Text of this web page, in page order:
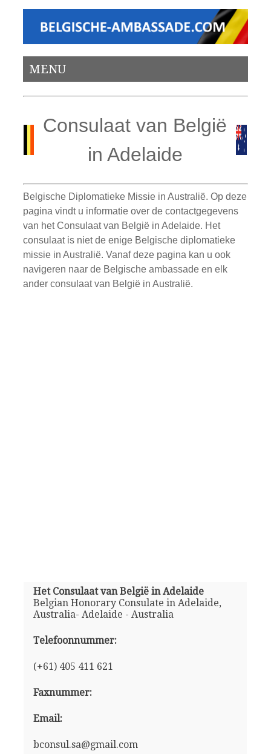
MENU
Consulaat van België
in Adelaide
Belgische Diplomatieke Missie in Australië. Op deze
pagina vindt u informatie over de contactgegevens
van het Consulaat van België in Adelaide. Het
consulaat is niet de enige Belgische diplomatieke
missie in Australië. Vanaf deze pagina kan u ook
navigeren naar de Belgische ambassade en elk
ander consulaat van België in Australië.
Het Consulaat van België in Adelaide
Belgian Honorary Consulate in Adelaide,
Australia- Adelaide - Australia
Telefoonnummer:
(+61) 405 411 621
Faxnummer:
Email:
bconsul.sa@gmail.com